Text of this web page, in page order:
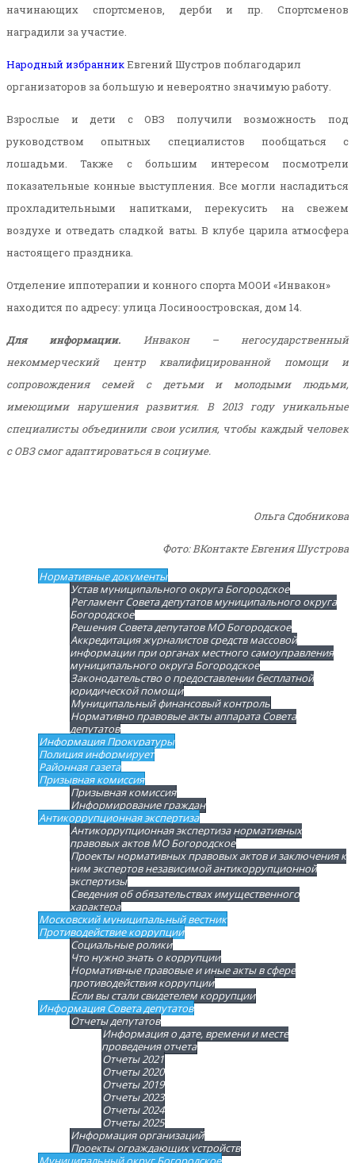
начинающих спортсменов, дерби и пр. Спортсменов
наградили за участие.
Народный избранникЕвгений Шустров поблагодарил
организаторов за большую и невероятно значимую работу.
Взрослые и дети с ОВЗ получили возможность под
руководством опытных специалистов пообщаться с
лошадьми. Также с большим интересом посмотрели
показательные конные выступления. Все могли насладиться
прохладительными напитками, перекусить на свежем
воздухе и отведать сладкой ваты. В клубе царила атмосфера
настоящего праздника.
Отделение иппотерапии и конного спорта МООИ «Инвакон»
находится по адресу: улица Лосиноостровская, дом 14.
Для информации. Инвакон – негосударственный
некоммерческий центр квалифицированной помощи и
сопровождения семей с детьми и молодыми людьми,
имеющими нарушения развития. В 2013 году уникальные
специалисты объединили свои усилия, чтобы каждый человек
с ОВЗ смог адаптироваться в социуме.
Ольга Сдобникова
Фото: ВКонтакте Евгения Шустрова
Нормативные документы
Устав муниципального округа Богородское
Регламент Совета депутатов муниципального округа
Богородское
Решения Совета депутатов МО Богородское
Аккредитация журналистов средств массовой
информации при органах местного самоуправления
муниципального округа Богородское
Законодательство о предоставлении бесплатной
юридической помощи
Муниципальный финансовый контроль
Нормативно правовые акты аппарата Совета
депутатов
Информация Прокуратуры
Полиция информирует
Районная газета
Призывная комиссия
Призывная комиссия
Информирование граждан
Антикоррупционная экспертиза
Антикоррупционная экспертиза нормативных
правовых актов МО Богородское
Проекты нормативных правовых актов и заключения к
ним экспертов независимой антикоррупционной
экспертизы
Сведения об обязательствах имущественного
характера
Московский муниципальный вестник
Противодействие коррупции
Социальные ролики
Что нужно знать о коррупции
Нормативные правовые и иные акты в сфере
противодействия коррупции
Если вы стали свидетелем коррупции
Информация Совета депутатов
Отчеты депутатов
Информация о дате, времени и месте
проведения отчета
Отчеты 2021
Отчеты 2020
Отчеты 2019
Отчеты 2023
Отчеты 2024
Отчеты 2025
Информация организаций
Проекты ограждающих устройств